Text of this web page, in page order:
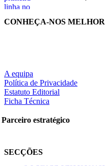
CONHEÇA-NOS MELHOR
A equipa
Política de Privacidade
Estatuto Editorial
Ficha Técnica
Parceiro estratégico
SECÇÕES